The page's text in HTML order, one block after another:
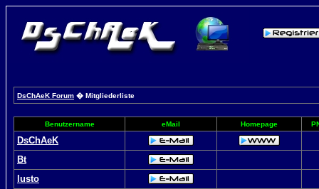
DsChAeK Forum � Mitgliederliste
Benutzername eMail Homepage
DsChAeK
Bt
lusto